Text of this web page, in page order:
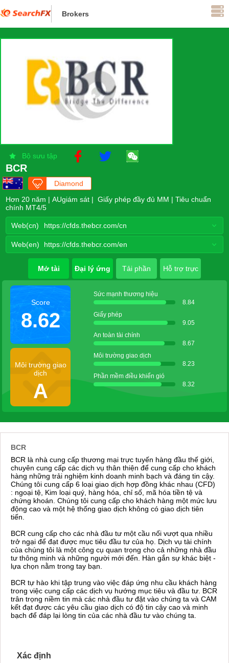
Brokers
Bộ sưu tập
BCR
Diamond
Flagship
Hơn 20 năm | AUgiám sát | Giấy phép đầy đủ MM | Tiêu chuẩn
chính MT4/5
Web(cn) https://cfds.thebcr.com/cn
Web(en) https://cfds.thebcr.com/en
Mở tài
khoản
Đại lý ứng Tải phần Hỗ trợ trực
Score
8.62
Môi trường giao
dịch
A
Sức mạnh thương hiệu
8.84
Giấy phép
9.05
An toàn tài chính
8.67
Môi trường giao dịch
8.23
Phần mềm điều khiển gió
8.32
BCR
BCR là nhà cung cấp thương mại trực tuyến hàng đầu thế giới,
chuyên cung cấp các dịch vụ thân thiện để cung cấp cho khách
hàng những trải nghiệm kinh doanh minh bạch và đáng tin cậy.
Chúng tôi cung cấp 6 loại giao dịch hợp đồng khác nhau (CFD)
: ngoại tệ, Kim loại quý, hàng hóa, chỉ số, mã hóa tiền tệ và
chứng khoán. Chúng tôi cung cấp cho khách hàng một mức lưu
động cao và một hệ thống giao dịch không có giao dịch tiên
tiến.
BCR cung cấp cho các nhà đầu tư một cầu nối vượt qua nhiều
trở ngại để đạt được mục tiêu đầu tư của họ. Dịch vụ tài chính
của chúng tôi là một công cụ quan trọng cho cả những nhà đầu
tư thông minh và những người mới đến. Hàn gắn sự khác biệt -
lựa chọn nằm trong tay bạn.
BCR tự hào khi tập trung vào việc đáp ứng nhu cầu khách hàng
trong việc cung cấp các dịch vụ hướng mục tiêu và đầu tư. BCR
trân trọng niềm tin mà các nhà đầu tư đặt vào chúng ta và CAM
kết đạt được các yêu cầu giao dịch có độ tin cậy cao và minh
bạch để đáp lại lòng tin của các nhà đầu tư vào chúng ta.
Xác định